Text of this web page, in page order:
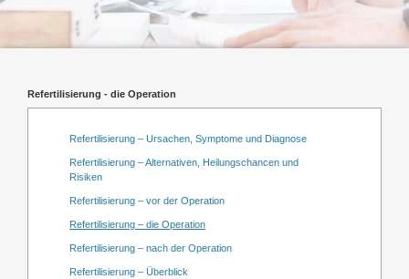
Refertilisierung - die Operation
Refertilisierung – Ursachen, Symptome und Diagnose
Refertilisierung – Alternativen, Heilungschancen und
Risiken
Refertilisierung – vor der Operation
Refertilisierung – die Operation
Refertilisierung – nach der Operation
Refertilisierung – Überblick